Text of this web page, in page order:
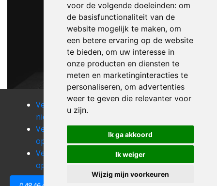
voor de volgende doeleinden: om
de basisfunctionaliteit van de
website mogelijk te maken, om
een betere ervaring op de website
te bieden, om uw interesse in
onze producten en diensten te
meten en marketinginteracties te
personaliseren, om advertenties
weer te geven die relevanter voor
u zijn.
Ik ga akkoord
Ik weiger
Wijzig mijn voorkeuren
0484648161
Verhuizen
nieuwerkerken
Verhuizen
Verhuizen
Verhuizen
opgrimbie
Verhuizen
opheers
Verhuizen
ophoven
Verhuizen
opitter
Verhuizen
opoeteren
Verhuizen
ordingen